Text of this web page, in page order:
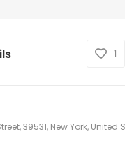
1
39531, New York, United